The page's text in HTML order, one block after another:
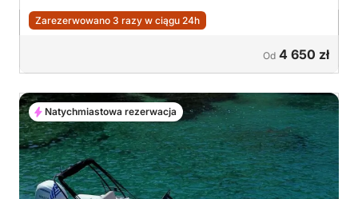
Zarezerwowano 3 razy w ciągu 24h
Od 4 650 zł
Natychmiastowa rezerwacja